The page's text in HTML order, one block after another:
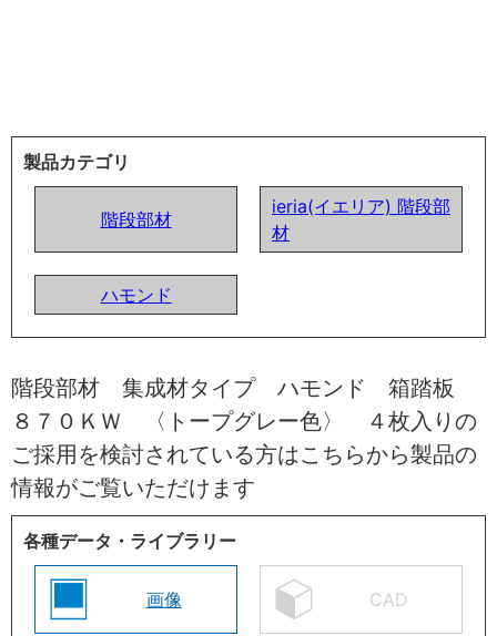
製品カテゴリ
階段部材
ieria(イエリア) 階段部
材
ハモンド
階段部材 集成材タイプ ハモンド 箱踏板
８７０ＫＷ 〈トープグレー色〉 ４枚入りの
ご採用を検討されている方はこちらから製品の
情報がご覧いただけます
各種データ・ライブラリー
画像 CAD